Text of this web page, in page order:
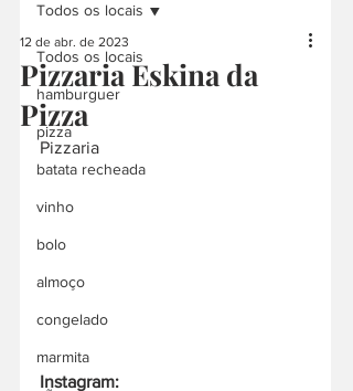
Todos os locais
hamburguer
pizza
batata recheada
vinho
bolo
almoço
congelado
marmita
Todos os locais
Pizzaria Eskina da
Pizza
12 de abr. de 2023
Pizzaria
Instagram: